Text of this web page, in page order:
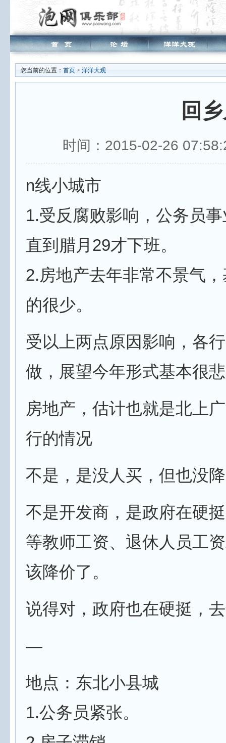
您当前的位置： 首页 > 洋洋大观
回
时间：2015-02-26
n线小城市
1.受反腐败影响，公务员
直到腊月29才下班。
2.房地产去年非常不景气
的很少。
受以上两点原因影响，各
做，展望今年形式基本很
房地产，估计也就是北上
行的情况
不是，是没人买，但也没
不是开发商，是政府在硬
等教师工资、退休人员工
该降价了。
说得对，政府也在硬挺，
—
地点：东北小县城
1.公务员紧张。